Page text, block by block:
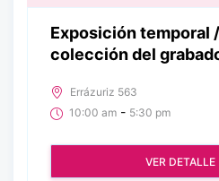
Exposición temporal
colección del
Errázuriz 563
10:00 am - 5:30 pm
VER DETALLE